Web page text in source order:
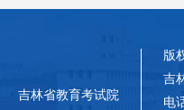
吉林省教育考试院
版
吉
电